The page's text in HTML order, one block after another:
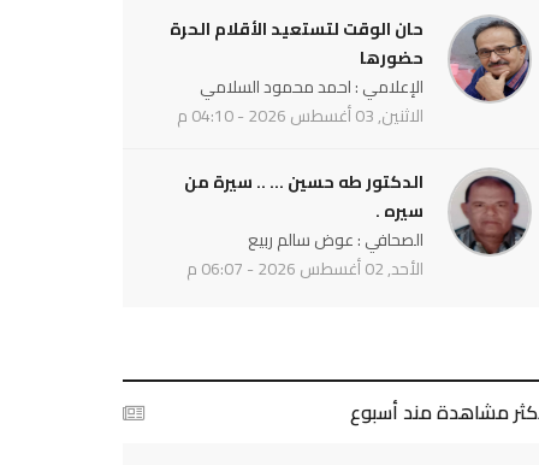
حان الوقت لتستعيد الأقلام الحرة
حضورها
الإعلامي : احمد محمود السلامي
الاثنين, 03 أغسطس 2026 - 04:10 م
الدكتور طه حسين ... .. سيرة من
سيره .
الصحافي : عوض سالم ربيع
الأحد, 02 أغسطس 2026 - 06:07 م
مشاهدة مند أسبوع